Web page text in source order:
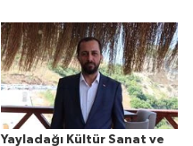
Yayladağı Kültür Sanat ve